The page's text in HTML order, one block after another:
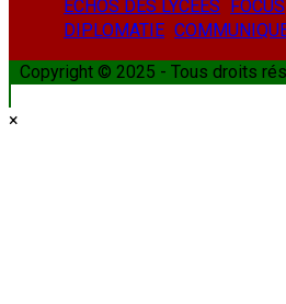
ECHOS DES LYCEES FOCUS
DIPLOMATIE
Copyright © 2025 - Tous droits
×